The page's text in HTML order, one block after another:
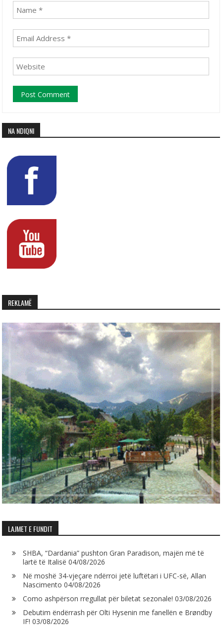
NA NDIQNI
REKLAMË
LAJMET E FUNDIT
SHBA, “Dardania” pushton Gran Paradison, majën më të
lartë të Italisë 04/08/2026
Në moshë 34-vjeçare ndërroi jetë luftëtari i UFC-së, Allan
Nascimento 04/08/2026
Como ashpërson rregullat për biletat sezonale! 03/08/2026
Debutim ëndërrash për Olti Hysenin me fanellën e Brøndby
IF! 03/08/2026